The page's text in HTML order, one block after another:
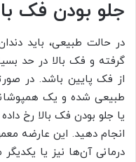
جلو بودن فک
در حالت طبیعی، باید
گرفته و فک بالا در حد
از فک پایین باشد. در
طبیعی شده و یک
یا جلو بودن فک بالا رخ
انجام دهید. این عارضه
درمانی آن‌ها نیز یا